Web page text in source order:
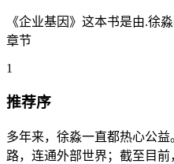
《企业基因》这本书是由.徐
章节
1
推荐序
多年来，徐淼一直都热心公
路，连通外部世界；截至目